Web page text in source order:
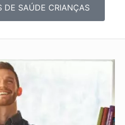
DE SAÚDE CRIANÇAS